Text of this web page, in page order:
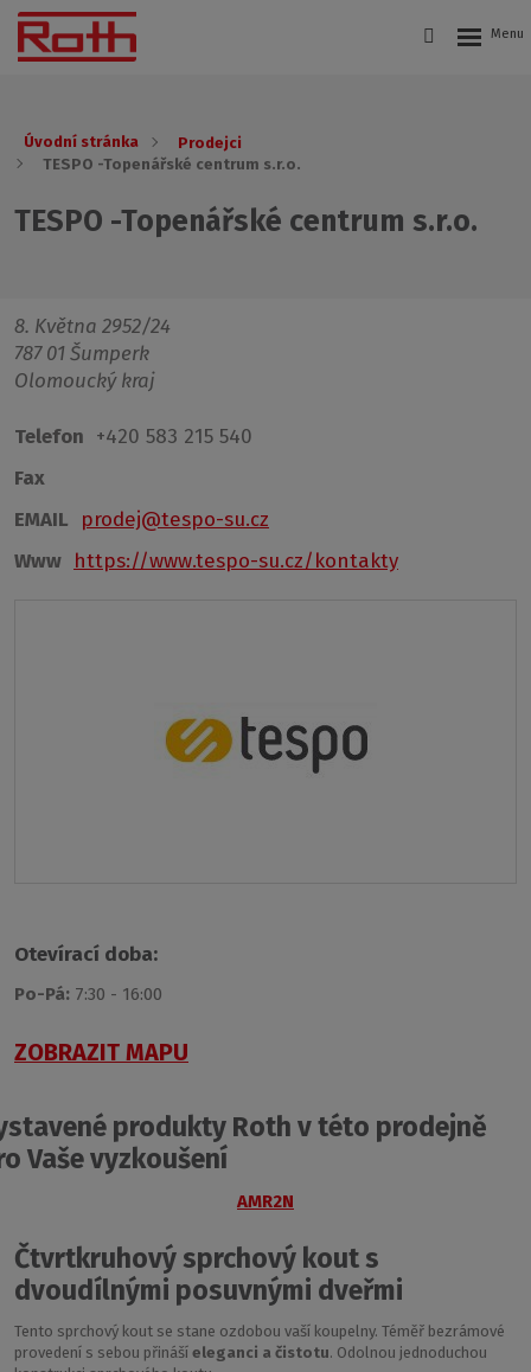
Úvodní stránka
Prodejci
TESPO -Topenářské centrum s.r.o.
TESPO -Topenářské centrum s.r.o.
8. Května 2952/24
787 01 Šumperk
Olomoucký kraj
Telefon +420 583 215 540
Fax
EMAIL
prodej@tespo-su.cz
Www https://www.tespo-su.cz/kontakty
Otevírací doba:
Po-Pá: 7:30 - 16:00
ZOBRAZIT MAPU
produkty Roth v této prodejně
Vaše vyzkoušení
AMR2N
Čtvrtkruhový sprchový kout s
dvoudílnými posuvnými dveřmi
Tento sprchový kout se stane ozdobou vaší koupelny. Téměř bezrámové
provedení s sebou přináší eleganci a čistotu. Odolnou jednoduchou